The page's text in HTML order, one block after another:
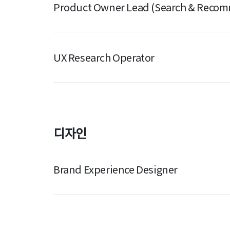
Product Owner Lead (Search &
UX Research Operator
디자인
Brand Experience Designer